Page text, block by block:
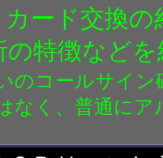
カード交換
の特徴など
のコールサイ
なく、普通に